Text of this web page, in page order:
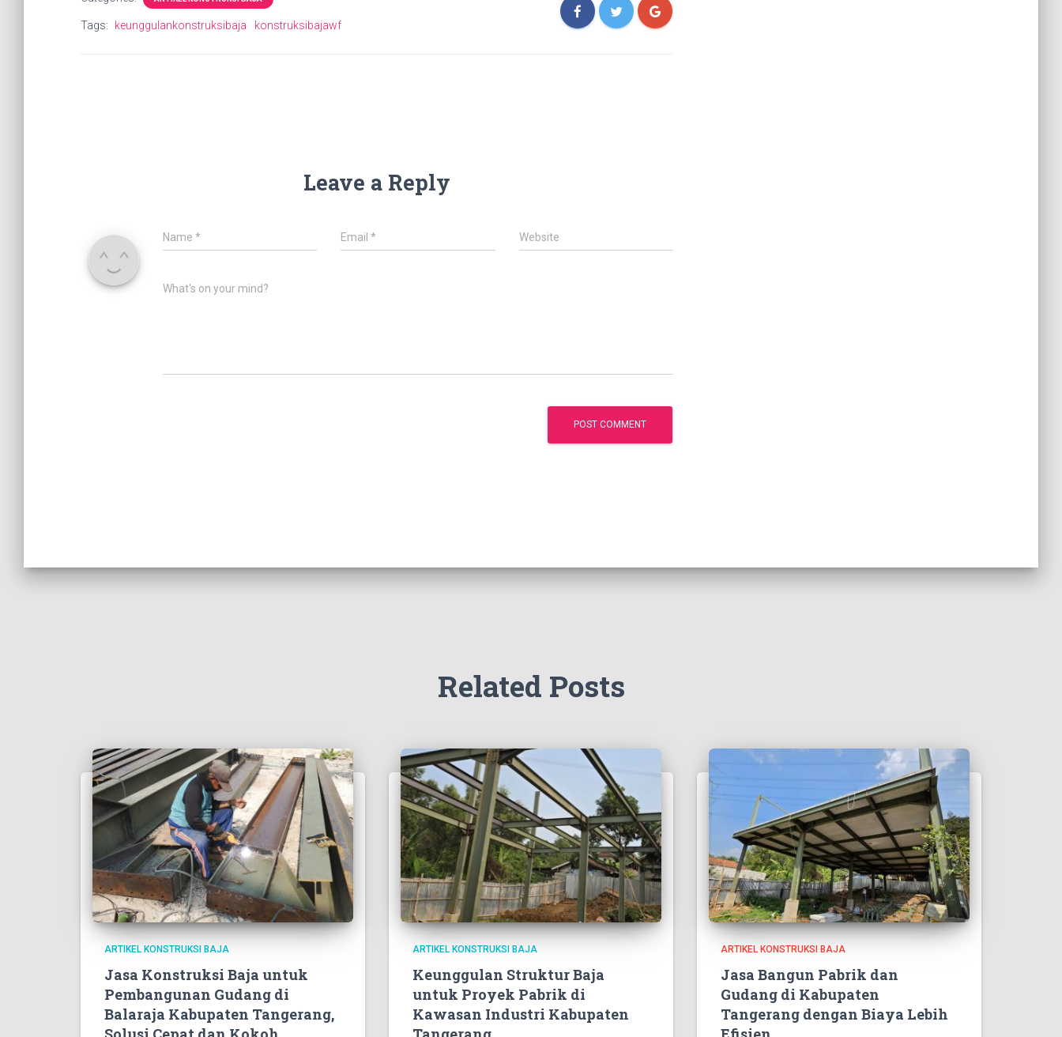
Tags: keunggulankonstruksibaja konstruksibajawf
Leave a Reply
Name * Email* Website
What's on your mind?
Related Posts
ARTIKEL KONSTRUKSI BAJA
Jasa Konstruksi Baja untuk
Pembangunan Gudang di
Balaraja Kabupaten Tangerang,
ARTIKEL KONSTRUKSI BAJA
Keunggulan Struktur Baja
untuk Proyek Pabrik di
Kawasan Industri Kabupaten
ARTIKEL KONSTRUKSI BAJA
Jasa Bangun Pabrik dan
Gudang di Kabupaten
Tangerang dengan Biaya Lebih